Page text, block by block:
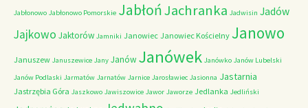
Jabłonowo Jabłonowo Pomorskie JabłońJachranka Jadwisin Jadów
Jajkowo Jaktorów Jamniki Janowiec Janowiec Kościelny Janowo
Januszew Januszewice Jany Janów Janówek Janówko Janów Lubelski
Janów Podlaski Jarmatów Jarnatów Jarnice Jarosławiec Jasionna Jastarnia
Jastrzębia Góra Jaszkowo Jawiszowice Jawor Jaworze Jedlanka Jedliński